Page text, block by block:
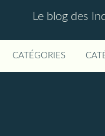
Le blog des
CATÉGORIES